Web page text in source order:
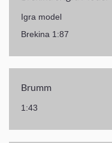
Igra model
Brekina 1:87
Brumm
1:43